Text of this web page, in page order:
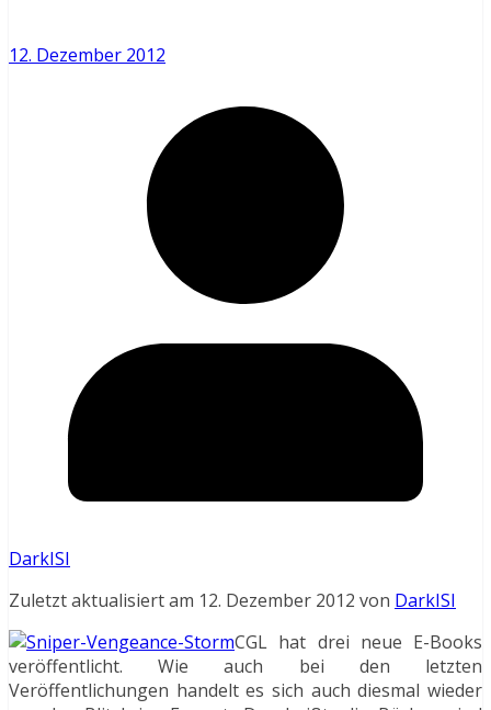
12. Dezember 2012
DarkISI
Zuletzt aktualisiert am 12. Dezember 2012 von DarkISI
CGL hat drei neue E-Books
veröffentlicht. Wie auch bei den letzten
Veröffentlichungen handelt es sich auch diesmal wieder